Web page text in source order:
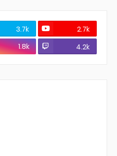
3.7k
2.7k
1.8k 4.2k